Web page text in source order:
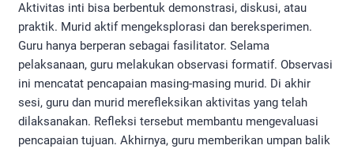
Aktivitas inti bisa berbentuk demonstrasi, diskusi, atau
praktik. Murid aktif mengeksplorasi dan bereksperimen.
Guru hanya berperan sebagai fasilitator. Selama
pelaksanaan, guru melakukan observasi formatif. Observasi
ini mencatat pencapaian masing-masing murid. Di akhir
sesi, guru dan murid merefleksikan aktivitas yang telah
dilaksanakan. Refleksi tersebut membantu mengevaluasi
pencapaian tujuan. Akhirnya, guru memberikan umpan balik